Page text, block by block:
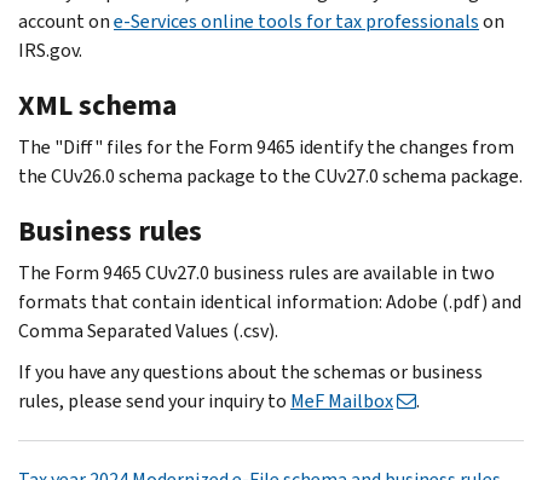
account one-Services online tools for tax professionalson
IRS.gov.
XML schema
The "Diff" files for the Form 9465 identify the changes from
the CUv26.0 schema package to the CUv27.0 schema package.
Business rules
The Form 9465 CUv27.0 business rules are available in two
formats that contain identical information: Adobe (.pdf) and
Comma Separated Values (.csv).
If you have any questions about the schemas or business
rules, please send your inquiry to MeF Mailbox .